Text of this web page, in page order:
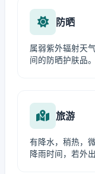
防晒
属弱紫外辐射天
间的防晒护肤品。
旅游
有降水，稍热，
降雨时间，若外